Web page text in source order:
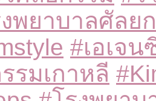
พยาบาลศัลย
#เอเจ
รมเกาหลี